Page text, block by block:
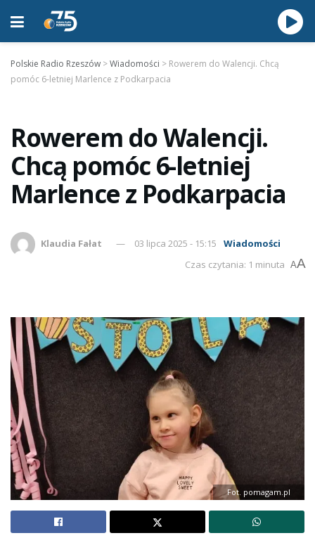
Polskie Radio Rzeszów >Wiadomości > Rowerem do Walencji. Chcą
pomóc 6-letniej Marlence z Podkarpacia
Rowerem do Walencji.
Chcą pomóc 6-letniej
Marlence z Podkarpacia
Klaudia Fałat 03 lipca 2025 - 15:15
Wiadomości
Czas czytania: 1 minuta AA
Fot. pomagam.pl